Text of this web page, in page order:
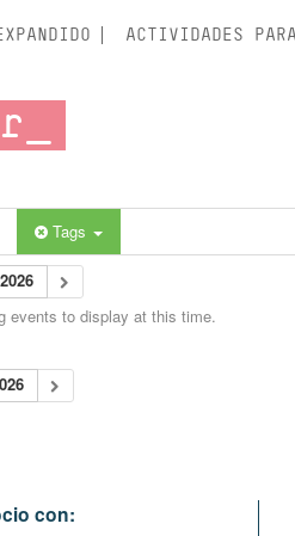
ACTIVIDADES
Tags
events to display at this time.
con: